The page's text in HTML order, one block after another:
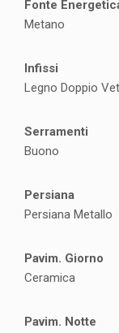
Fonte
Metano
Infissi
Legno Doppio
Serramenti
Buono
Persiana
Persiana Metallo
Pavim. Giorno
Ceramica
Pavim. Notte